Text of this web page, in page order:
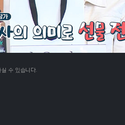
수 있습니다.